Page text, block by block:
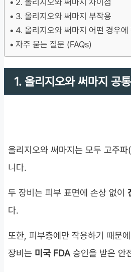
2. 올리지오와 써마지 차이점
3. 올리지오와 써마지 부작용
4. 올리지오와 써마지 어떤 경우에
자주 묻는 질문 (FAQs)
1. 올리지오와 써마지 공
올리지오와 써마지는 모두 고주
니다.
두 장비는 피부 표면에 손상 없이
다.
또한, 피부층에만 작용하기 때문에
장비는 미국 FDA 승인을 받은 안